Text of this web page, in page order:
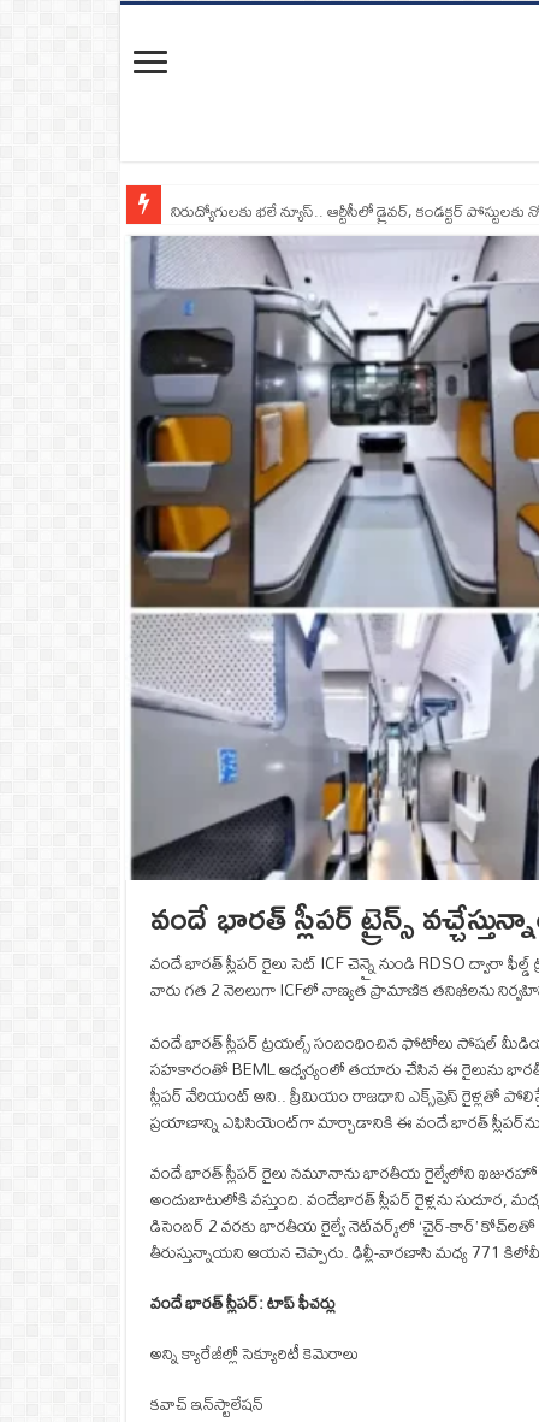
నిరుద్యోగులకు భలే న్యూస్.. ఆర్టీసీలో డ్రైవర్, కండక్టర్‌
రాంగ్ రూట్‌లో దూసుకొచ్చిన మృత్యువు.. టిప్పర్ ఢీకొని ఏడుగురు
వందే భారత్ స్లీపర్ ట్రైన్స్
వందే భారత్ స్లీపర్ రైలు సెట్ ICF చెన్నై నుండి RDSO
వారు గత 2 నెలలుగా ICFలో నాణ్యత ప్రామాణిక తనిఖీలను
వందే భారత్ స్లీపర్ ట్రయల్స్ సంబంధించిన ఫోటోలు సోషల్
సహకారంతో BEML ఆధ్వర్యంలో తయారు చేసిన ఈ రైలును
స్లీపర్ వేరియంట్ అని.. ప్రీమియం రాజధాని ఎక్స్‌ప్రెస్ రైళ్లతో
ప్రయాణాన్ని ఎఫిసియెంట్‌గా మార్చాడానికి ఈ వందే భారత్ స్లీపర్‌ను
వందే భారత్ స్లీపర్ రైలు నమూనాను భారతీయ రైల్వేలోని ఖజురహో
అందుబాటులోకి వస్తుంది. వందేభారత్ స్లీపర్ రైళ్లను
డిసెంబర్ 2 వరకు భారతీయ రైల్వే నెట్‌వర్క్‌లో ‘చైర్-కార్’ కోచ్‌లతో
తీరుస్తున్నాయని ఆయన చెప్పారు. ఢిల్లీ-వారణాసి మధ్య 771
వందే భారత్ స్లీపర్: టాప్ ఫీచర్లు
అన్ని క్యారేజీల్లో సెక్యూరిటీ కెమెరాలు
కవాచ్ ఇన్‌స్టాలేషన్